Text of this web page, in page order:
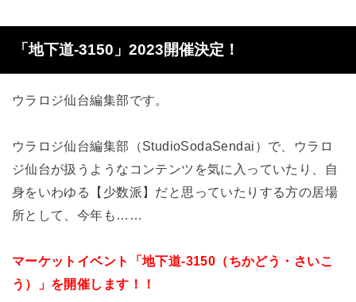
「地下道-3150」2023開催決定！
ウラロジ仙台編集部です。
ウラロジ仙台編集部（StudioSodaSendai）で、ウラロ
ジ仙台が扱うようなコンテンツを気に入っていたり、自
身をいわゆる【少数派】だと思っていたりする方の居場
所として、今年も……
マーケットイベント「地下道-3150（ちかどう・さいこ
う）」を開催します！！